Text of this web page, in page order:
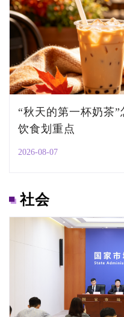
“秋天的第一杯奶茶
饮食划重点
2026-08-07
社会